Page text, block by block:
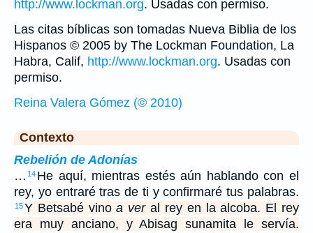
http://www.lockman.org. Usadas con permiso.
Las citas bíblicas son tomadas Nueva Biblia de los
Hispanos © 2005 by The Lockman Foundation, La
Habra, Calif, http://www.lockman.org. Usadas con
permiso.
Reina Valera Gómez (© 2010)
Contexto
Rebelión de Adonías
… 14 He aquí, mientras estés aún hablando con el
rey, yo entraré tras de ti y confirmaré tus palabras.
15Y Betsabé vinoa veral rey en la alcoba. El rey
era muy anciano, y Abisag sunamita le servía.